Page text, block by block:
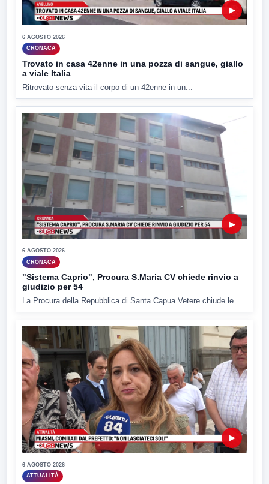
▶
6 AGOSTO 2026
CRONACA
Trovato in casa 42enne in una pozza di sangue, giallo
a viale Italia
Ritrovato senza vita il corpo di un 42enne in un...
▶
6 AGOSTO 2026
CRONACA
"Sistema Caprio", Procura S.Maria CV chiede rinvio a
giudizio per 54
La Procura della Repubblica di Santa Capua Vetere chiude le...
▶
6 AGOSTO 2026
ATTUALITÀ